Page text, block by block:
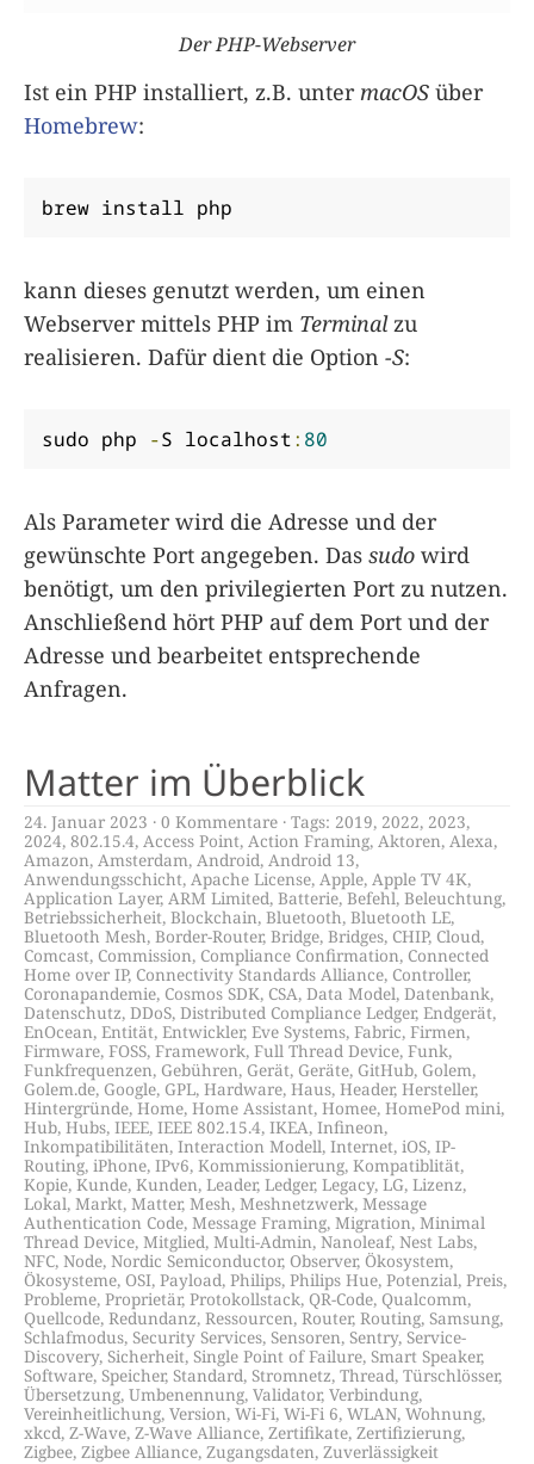
Der PHP-Webserver
Ist ein PHP installiert, z.B. unter macOS über
Homebrew:
brew install php
kann dieses genutzt werden, um einen
Webserver mittels PHP im Terminalzu
realisieren. Dafür dient die Option -S:
sudo php -S localhost: 80
Als Parameter wird die Adresse und der
gewünschte Port angegeben. Das sudo wird
benötigt, um den privilegierten Port zu nutzen.
Anschließend hört PHP auf dem Port und der
Adresse und bearbeitet entsprechende
Anfragen.
Matter im Überblick
24. Januar 2023 0 Kommentare Tags: 2019, 2022, 2023,
2024, 802.15.4, Access Point, Action Framing, Aktoren, Alexa,
Amazon, Amsterdam, Android, Android 13,
Anwendungsschicht, Apache License, Apple, Apple TV 4K,
Application Layer, ARM Limited, Batterie,Befehl, Beleuchtung,
Betriebssicherheit, Blockchain, Bluetooth, Bluetooth LE,
Bluetooth Mesh, Border-Router, Bridge, Bridges, CHIP, Cloud,
Comcast, Commission, Compliance Confirmation, Connected
Home over IP, Connectivity Standards Alliance, Controller,
Coronapandemie, Cosmos SDK, CSA, Data Model, Datenbank,
Datenschutz, DDoS, Distributed Compliance Ledger, Endgerät,
EnOcean, Entität, Entwickler, Eve Systems, Fabric, Firmen,
Firmware, FOSS, Framework, Full Thread Device, Funk,
Funkfrequenzen, Gebühren, Gerät, Geräte, GitHub, Golem,
Golem.de, Google, GPL, Hardware, Haus, Header, Hersteller,
Hintergründe, Home, Home Assistant, Homee, HomePod mini,
Hub, Hubs, IEEE, IEEE 802.15.4, IKEA, Infineon,
Inkompatibilitäten, Interaction Modell, Internet, iOS, IP-
Routing, iPhone, IPv6, Kommissionierung, Kompatiblität,
Kopie, Kunde, Kunden, Leader, Ledger, Legacy, LG, Lizenz,
Lokal, Markt, Matter, Mesh, Meshnetzwerk, Message
Authentication Code, Message Framing, Migration, Minimal
Thread Device, Mitglied, Multi-Admin, Nanoleaf, Nest Labs,
NFC, Node, Nordic Semiconductor, Observer, Ökosystem,
Ökosysteme, OSI, Payload, Philips, Philips Hue, Potenzial, Preis,
Probleme, Proprietär, Protokollstack, QR-Code, Qualcomm,
Quellcode, Redundanz, Ressourcen, Router, Routing, Samsung,
Schlafmodus, Security Services, Sensoren, Sentry, Service-
Discovery, Sicherheit, Single Point of Failure, Smart Speaker,
Software, Speicher, Standard, Stromnetz, Thread, Türschlösser,
Übersetzung, Umbenennung, Validator, Verbindung,
Vereinheitlichung, Version, Wi-Fi, Wi-Fi 6, WLAN, Wohnung,
xkcd, Z-Wave, Z-Wave Alliance, Zertifikate, Zertifizierung,
Zigbee, Zigbee Alliance, Zugangsdaten, Zuverlässigkeit